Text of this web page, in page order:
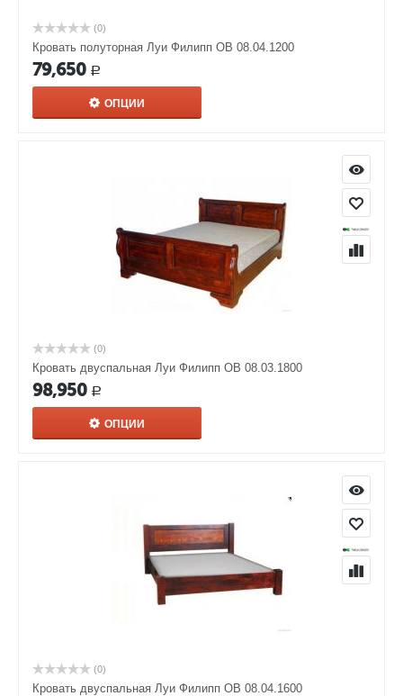
(0)
Кровать полуторная Луи Филипп ОВ 08.04.1200
79,650 Р
ОПЦИИ
(0)
Кровать двуспальная Луи Филипп ОВ 08.03.1800
98,950 Р
ОПЦИИ
(0)
Кровать двуспальная Луи Филипп ОВ 08.04.1600